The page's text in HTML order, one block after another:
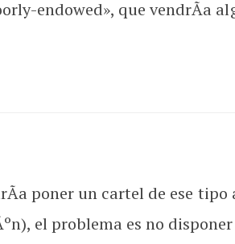
endowed», que vendrÃ­a
poner un cartel de ese
el problema es no